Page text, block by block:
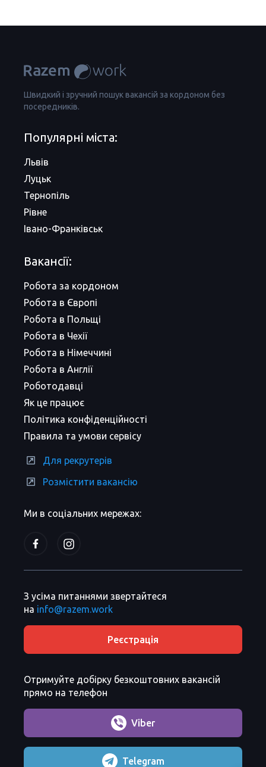
Швидкий і зручний пошук вакансій за кордоном без
посередників.
Ми в соціальних мережах:
Популярні міста:
Львів
Луцьк
Тернопіль
Рівне
Івано-Франківськ
Вакансії:
Робота за кордоном
Робота в Європі
Робота в Польщі
Робота в Чехії
Робота в Німеччині
Робота в Англії
Роботодавці
Як це працює
Політика конфіденційності
Правила та умови сервісу
Для рекрутерів
Розмістити вакансію
З усіма питаннями звертайтеся
на info@razem.work
Реєстрація
Отримуйте добірку безкоштовних вакансій
прямо на телефон
Viber
Telegram